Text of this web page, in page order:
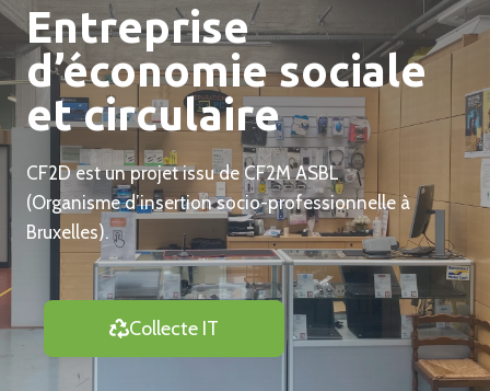
Entreprise
d’économie sociale
et circulaire
CF2D est un projet issu de CF2M ASBL
(Organisme d’insertion socio-professionnelle à
Bruxelles).
Collecte IT